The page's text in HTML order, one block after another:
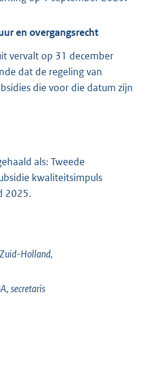
en overgangsrecht
vervalt op 31 december
dat de regeling van
die voor die datum zijn
als: Tweede
kwaliteitsimpuls
2025.
Holland,
secretaris